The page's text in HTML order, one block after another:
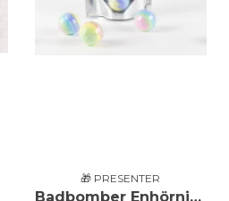
🎁 PRESENTER
Badbomber Enhörning